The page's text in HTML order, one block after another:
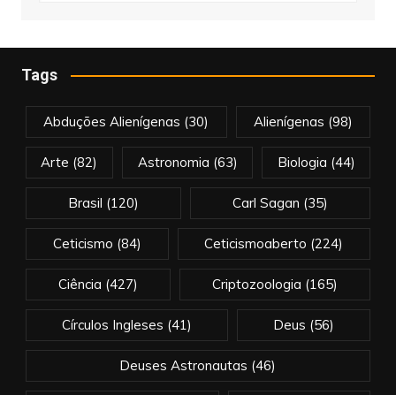
Tags
Abduções Alienígenas (30) Alienígenas (98)
Arte (82) Astronomia (63) Biologia (44)
Brasil (120) Carl Sagan (35)
Ceticismo (84) Ceticismoaberto (224)
Ciência (427) Criptozoologia (165)
Círculos Ingleses (41) Deus (56)
Deuses Astronautas (46)